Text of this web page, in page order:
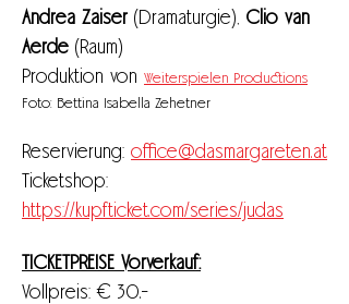
Andrea Zaiser (Dramaturgie), Clio van
Aerde (Raum)
Produktion von Weiterspielen Productions
Foto: Bettina Isabella Zehetner
Reservierung: office@dasmargareten.at
Ticketshop:
https://kupfticket.com/series/judas
TICKETPREISE Vorverkauf:
Vollpreis: € 30.-